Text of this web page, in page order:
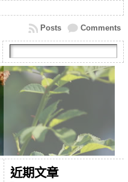
Comments
Posts
近期文章